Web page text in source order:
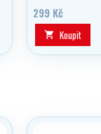
299 Kč
 Koupit